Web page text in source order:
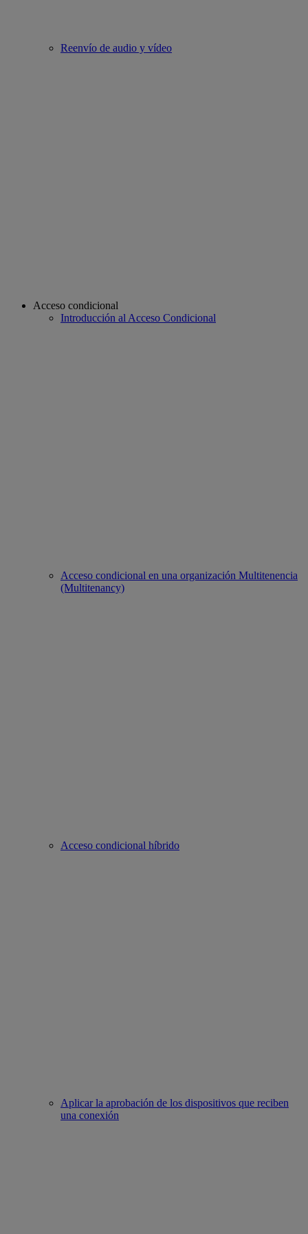
Reenvío de audio y vídeo
Acceso condicional
Introducción al Acceso Condicional
Acceso condicional en una organización Multitenencia
(Multitenancy)
Acceso condicional híbrido
Aplicar la aprobación de los dispositivos que reciben
una conexión